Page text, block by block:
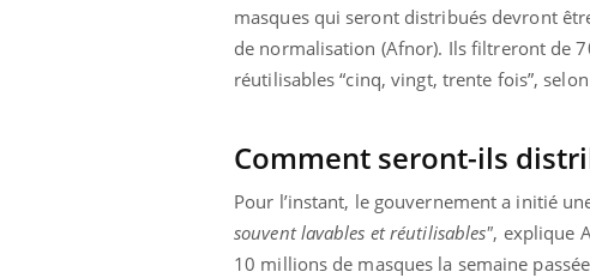
masques qui seront distribués devront
de normalisation (Afnor). Ils filtreront de
réutilisables “cinq, vingt, trente fois”,
Comment seront-ils
Pour l’instant, le gouvernement a initié
souvent lavables et réutilisables", explique
10 millions de masques la semaine